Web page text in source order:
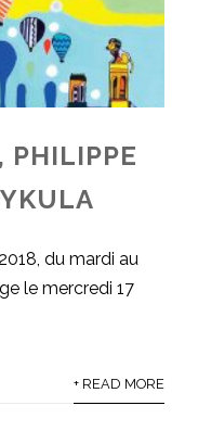
PHILIPPE
du mardi au
le mercredi 17
+ READ MORE